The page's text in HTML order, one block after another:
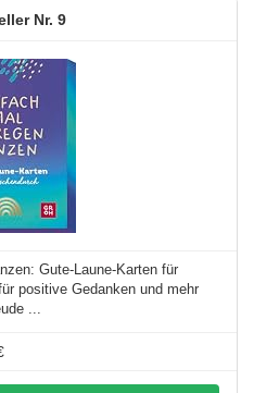
9
Gute-Laune-Karten für
positive Gedanken und mehr
...